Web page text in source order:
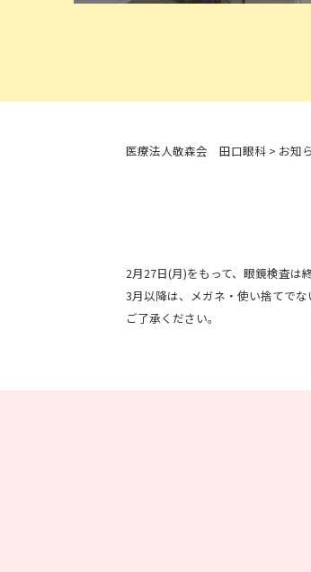
医療法人敬森会 田口眼科 > お知
2月27日(月)をもって、眼鏡検査は
3月以降は、メガネ・使い捨てで
ご了承ください。